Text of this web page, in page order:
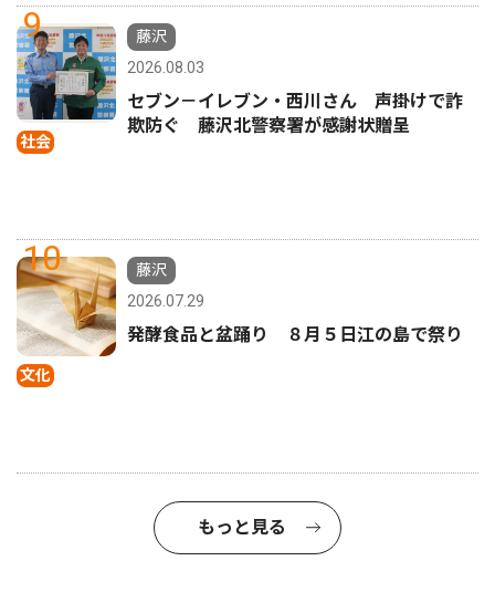
9
社会
藤沢
2026.08.03
セブン－イレブン・西川さん 声掛けで詐
欺防ぐ 藤沢北警察署が感謝状贈呈
10
文化
藤沢
2026.07.29
発酵食品と盆踊り ８月５日江の島で祭り
もっと見る